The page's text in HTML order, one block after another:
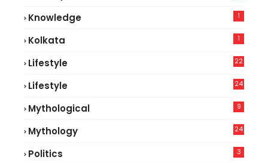
Knowledge 1
Kolkata 1
Lifestyle
22
Lifestyle
24
Mythological 9
Mythology 24
Politics 3